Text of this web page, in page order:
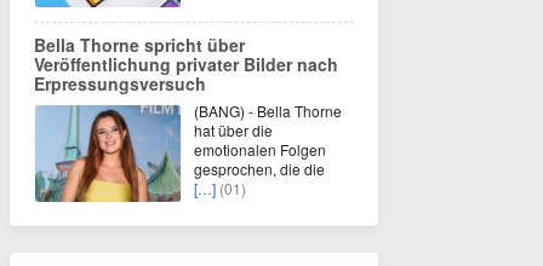
Bella Thorne spricht über
Veröffentlichung privater Bilder nach
Erpressungsversuch
(BANG) - Bella Thorne
hat über die
emotionalen Folgen
gesprochen, die die
[…] (01)